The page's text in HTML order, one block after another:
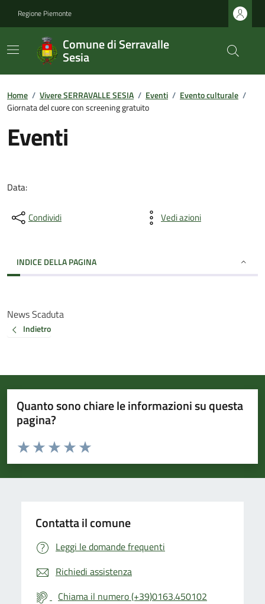
Regione Piemonte
Comune di Serravalle
Sesia
Home / Vivere SERRAVALLE SESIA / Eventi / Evento culturale /
Giornata del cuore con screening gratuito
Eventi
Data:
Condividi Vedi azioni
INDICE DELLA PAGINA
News Scaduta
Indietro
Quanto sono chiare le informazioni su questa
pagina?
Valuta da 1 a 5 stelle la pagina
Valuta 5 stelle su 5
Valuta 4 stelle su 5
Valuta 3 stelle su 5
Valuta 2 stelle su 5
Valuta 1 stelle su 5
Contatta il comune
Leggi le domande frequenti
Richiedi assistenza
Chiama il numero (+39)0163.450102